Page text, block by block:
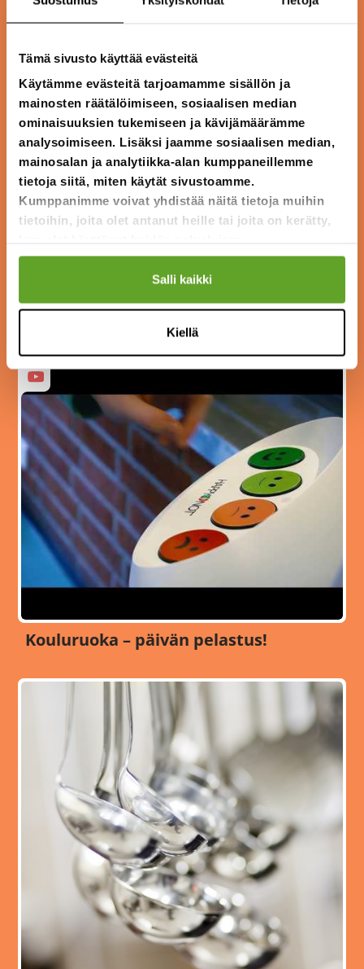
Tämä sivusto käyttää evästeitä
Käytämme evästeitä tarjoamamme sisällön ja
mainosten räätälöimiseen, sosiaalisen median
ominaisuuksien tukemiseen ja kävijämäärämme
analysoimiseen. Lisäksi jaamme sosiaalisen median,
mainosalan ja analytiikka-alan kumppaneillemme
tietoja siitä, miten käytät sivustoamme.
Kumppanimme voivat yhdistää näitä tietoja muihin
tietoihin, joita olet antanut heille tai joita on kerätty,
Salli kaikki
Kiellä
Tehtävä
Kouluruoka – päivän pelastus!